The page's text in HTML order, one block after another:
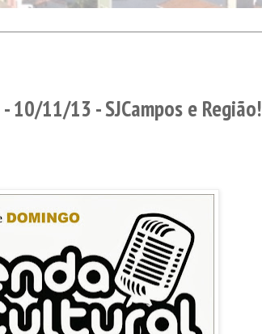
10/11/13 - SJCampos e Região!